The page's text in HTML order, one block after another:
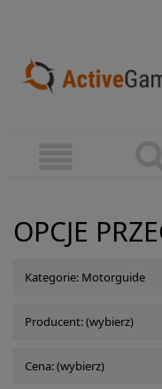
OPCJE
Kategorie: Motorguide
Producent: (wybierz)
Cena: (wybierz)